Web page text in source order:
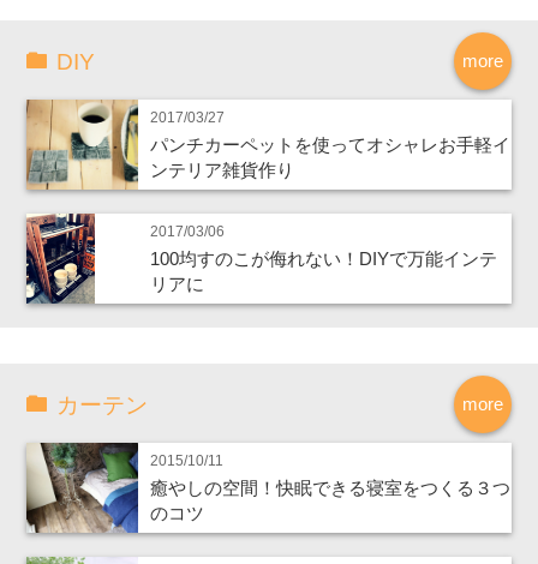
more
DIY
2017/03/27
パンチカーペットを使ってオシャレお手軽イ
ンテリア雑貨作り
2017/03/06
100均すのこが侮れない！DIYで万能インテ
リアに
more
カーテン
2015/10/11
癒やしの空間！快眠できる寝室をつくる３つ
のコツ